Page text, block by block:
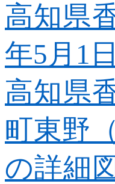
高知県
年5月1
高知県
町東野
の詳細